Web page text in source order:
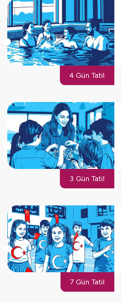
4Gün Tatil
3 Gün Tatil
7Gün Tatil